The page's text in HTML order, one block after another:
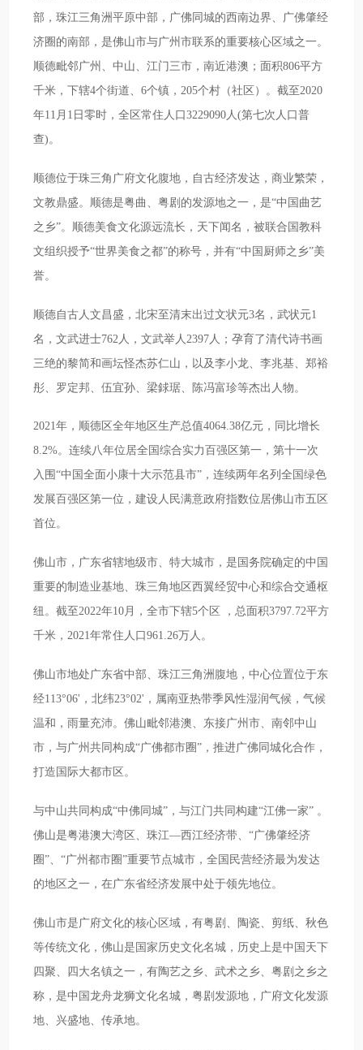
部，珠江三角洲平原中部，广佛同城的西南边界、广佛肇经
济圈的南部，是佛山市与广州市联系的重要核心区域之一。
顺德毗邻广州、中山、江门三市，南近港澳；面积806平方
千米，下辖4个街道、6个镇，205个村（社区）。截至2020
年11月1日零时，全区常住人口3229090人(第七次人口普
查)。
顺德位于珠三角广府文化腹地，自古经济发达，商业繁荣，
文教鼎盛。顺德是粤曲、粤剧的发源地之一，是“中国曲艺
之乡”。顺德美食文化源远流长，天下闻名，被联合国教科
文组织授予“世界美食之都”的称号，并有“中国厨师之乡”美
誉。
顺德自古人文昌盛，北宋至清末出过文状元3名，武状元1
名，文武进士762人，文武举人2397人；孕育了清代诗书画
三绝的黎简和画坛怪杰苏仁山，以及李小龙、李兆基、郑裕
彤、罗定邦、伍宜孙、梁銶琚、陈冯富珍等杰出人物。
2021年，顺德区全年地区生产总值4064.38亿元，同比增长
8.2%。连续八年位居全国综合实力百强区第一，第十一次
入围“中国全面小康十大示范县市”，连续两年名列全国绿色
发展百强区第一位，建设人民满意政府指数位居佛山市五区
首位。
佛山市，广东省辖地级市、特大城市，是国务院确定的中国
重要的制造业基地、珠三角地区西翼经贸中心和综合交通枢
纽。截至2022年10月，全市下辖5个区 ，总面积3797.72平方
千米，2021年常住人口961.26万人。
佛山市地处广东省中部、珠江三角洲腹地，中心位置位于东
经113°06'，北纬23°02'，属南亚热带季风性湿润气候，气候
温和，雨量充沛。佛山毗邻港澳、东接广州市、南邻中山
市，与广州共同构成“广佛都市圈”，推进广佛同城化合作，
打造国际大都市区。
与中山共同构成“中佛同城”，与江门共同构建“江佛一家” 。
佛山是粤港澳大湾区、珠江—西江经济带、“广佛肇经济
圈”、“广州都市圈”重要节点城市，全国民营经济最为发达
的地区之一，在广东省经济发展中处于领先地位。
佛山市是广府文化的核心区域，有粤剧、陶瓷、剪纸、秋色
等传统文化，佛山是国家历史文化名城，历史上是中国天下
四聚、四大名镇之一，有陶艺之乡、武术之乡、粤剧之乡之
称，是中国龙舟龙狮文化名城，粤剧发源地，广府文化发源
地、兴盛地、传承地。